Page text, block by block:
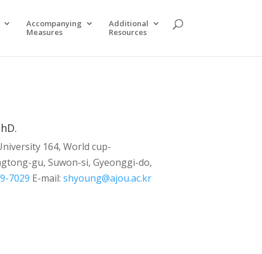
Accompanying
Measures
Additional
Resources
164, World cup-
gu, Suwon-si, Gyeonggi-do,
7029 E-mail: shyoung@ajou.ac.kr